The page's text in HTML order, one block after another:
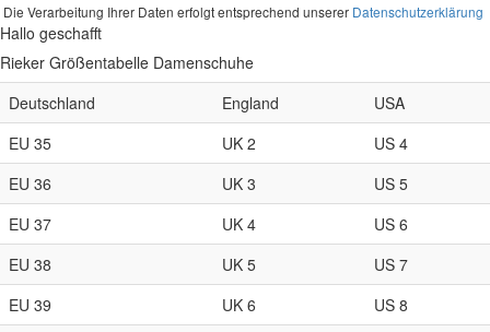
Die Verarbeitung Ihrer Daten erfolgt entsprechend unserer Datenschutzerklärung
Hallo geschafft
Rieker Größentabelle Damenschuhe
Deutschland
England
USA
EU 35
UK 2
US 4
EU 36
UK 3
US 5
EU 37
UK 4
US 6
EU 38
UK 5
US 7
EU 39
UK 6
US 8